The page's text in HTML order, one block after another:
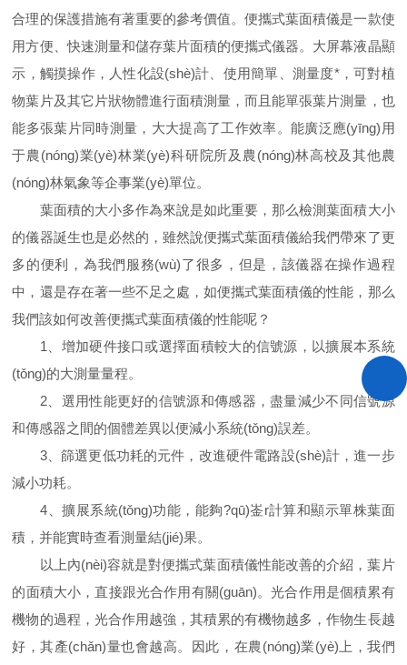
合理的保護措施有著重要的參考價值。便攜式葉面積儀是一款使
用方便、快速測量和儲存葉片面積的便攜式儀器。大屏幕液晶顯
示，觸摸操作，人性化設(shè)計、使用簡單、測量度*，可對植
物葉片及其它片狀物體進行面積測量，而且能單張葉片測量，也
能多張葉片同時測量，大大提高了工作效率。能廣泛應(yīng)用
于農(nóng)業(yè)林業(yè)科研院所及農(nóng)林高校及其他農
(nóng)林氣象等企事業(yè)單位。
葉面積的大小多作為來說是如此重要，那么檢測葉面積大小
的儀器誕生也是必然的，雖然說便攜式葉面積儀給我們帶來了更
多的便利，為我們服務(wù)了很多，但是，該儀器在操作過程
中，還是存在著一些不足之處，如便攜式葉面積儀的性能，那么
我們該如何改善便攜式葉面積儀的性能呢？
1、增加硬件接口或選擇面積較大的信號源，以擴展本系統
(tǒng)的大測量量程。
2、選用性能更好的信號源和傳感器，盡量減少不同信號源
和傳感器之間的個體差異以便減小系統(tǒng)誤差。
3、篩選更低功耗的元件，改進硬件電路設(shè)計，進一步
減小功耗。
4、擴展系統(tǒng)功能，能夠?qū)崟r計算和顯示單株葉面
積，并能實時查看測量結(jié)果。
以上內(nèi)容就是對便攜式葉面積儀性能改善的介紹，葉片
的面積大小，直接跟光合作用有關(guān)。光合作用是個積累有
機物的過程，光合作用越強，其積累的有機物越多，作物生長越
好，其產(chǎn)量也會越高。因此，在農(nóng)業(yè)上，我們